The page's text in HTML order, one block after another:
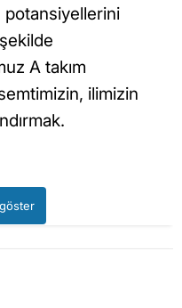
potansiyellerini
A takım
semtimizin, ilimizin